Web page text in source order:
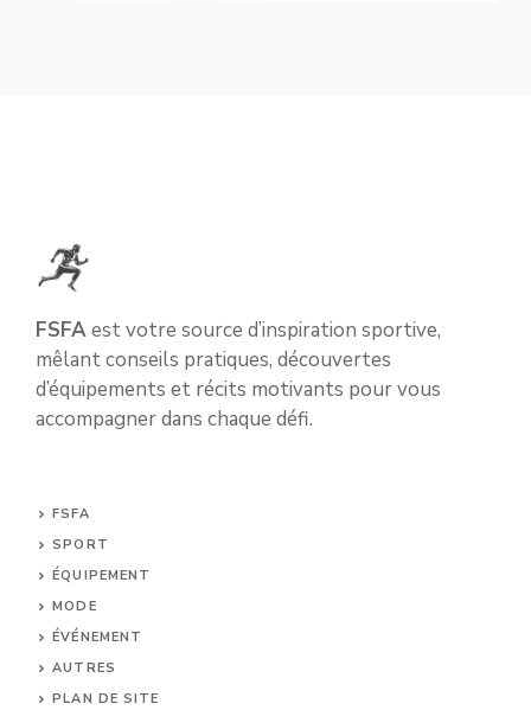
FSFAest votre source d’inspiration sportive,
mêlant conseils pratiques, découvertes
d’équipements et récits motivants pour vous
accompagner dans chaque défi.
FSFA
SPORT
ÉQUIPEMENT
MODE
ÉVÉNEMENT
AUTRES
PLAN DE SITE